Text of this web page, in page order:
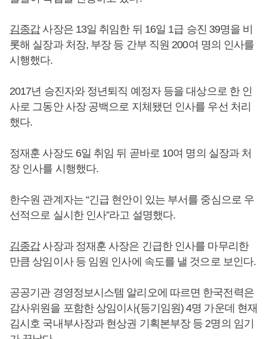
김종갑사장은 13일 취임한 뒤 16일 1급 승진 39명을 비
롯해 실장과 처장, 부장 등 간부 직원 200여 명의 인사를
시행했다.
2017년 승진자와 정년퇴직 예정자 등을 대상으로 한 인
사로 그동안 사장 공백으로 지체됐던 인사를 우선 처리
했다.
정재훈 사장도 6일 취임 뒤 곧바로 10여 명의 실장과 처
장 인사를 시행했다.
한수원 관계자는 “긴급 현안이 있는 부서를 중심으로 우
선적으로 실시한 인사”라고 설명했다.
김종갑사장과 정재훈 사장은 긴급한 인사를 마무리한
만큼 상임이사 등 임원 인사에 속도를 낼 것으로 보인다.
공공기관 경영정보시스템 알리오에 따르면 한국전력은
감사위원을 포함한 상임이사(등기임원) 4명 가운데 현재
김시호 국내부사장과 현상권 기획본부장 등 2명의 임기